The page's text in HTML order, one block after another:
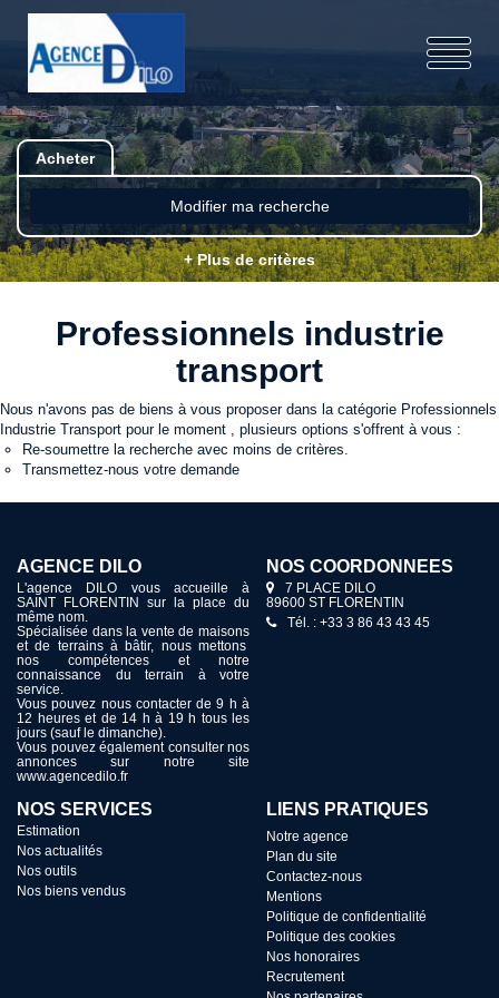
Acheter
Modifier ma recherche
+ Plus de critères
Professionnels industrie
transport
Nous n'avons pas de biens à vous proposer dans la catégorie Professionnels
Industrie Transport pour le moment , plusieurs options s'offrent à vous :
Re-soumettre la recherche avec moins de critères.
Transmettez-nous votre demande
AGENCE DILO
L'agence DILO vous accueille à
SAINT FLORENTIN sur la place du
même nom.
Spécialisée dans la vente de maisons
et de terrains à bâtir, nous mettons
nos compétences et notre
connaissance du terrain à votre
service.
Vous pouvez nous contacter de 9 h à
12 heures et de 14 h à 19 h tous les
jours (sauf le dimanche).
Vous pouvez également consulter nos
annonces sur notre site
www.agencedilo.fr
NOS COORDONNÉES
7 PLACE DILO
89600 ST FLORENTIN
Tél. : +33 3 86 43 43 45
NOS SERVICES
Estimation
Nos actualités
Nos outils
Nos biens vendus
LIENS PRATIQUES
Notre agence
Plan du site
Contactez-nous
Mentions
Politique de confidentialité
Politique des cookies
Nos honoraires
Recrutement